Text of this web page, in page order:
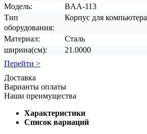
Модель:
BAA-113
Тип
оборудования:
Корпус для компьютера
Материал:
Сталь
ширина(см):
21.0000
Перейти >
Доставка
Варианты оплаты
Наши преимущества
Характеристики
Список вариаций